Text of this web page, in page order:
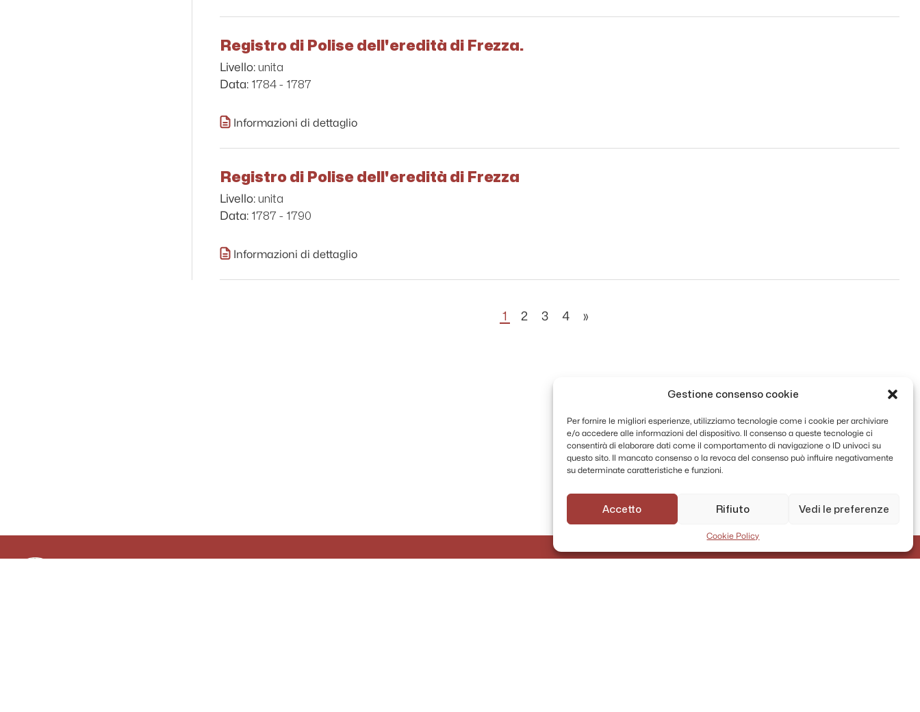
Gestione consenso cookie
Per fornire le migliori esperienze, utilizziamo tecnologie come i cookie per archiviare
e/o accedere alle informazioni del dispositivo. Il consenso a queste tecnologie ci
consentirà di elaborare dati come il comportamento di navigazione o ID univoci su
questo sito. Il mancato consenso o la revoca del consenso può influire negativamente
su determinate caratteristiche e funzioni.
Accetto Rifiuto Vedi le preferenze
Cookie Policy
Registro di Polise dell'eredità di Frezza.
Livello: unita
Data: 1784 - 1787
Informazioni di dettaglio
Registro di Polise dell'eredità di Frezza
Livello: unita
Data: 1787 - 1790
Informazioni di dettaglio
1 2 3 4 »